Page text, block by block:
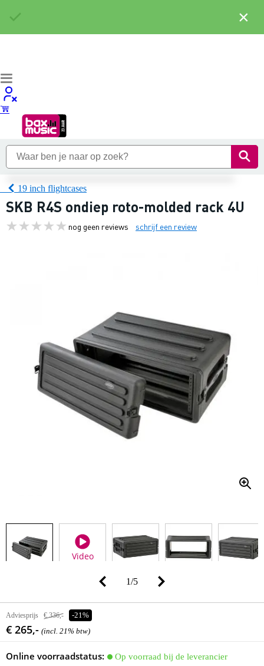
19 inch flightcases
SKB R4S ondiep roto-molded rack 4U
nog geen reviews schrijf een review
Video
1/5
Adviesprijs € 336,- -21%
€ 265,- (incl. 21% btw)
Online voorraadstatus:
Op voorraad bij de leverancier
×